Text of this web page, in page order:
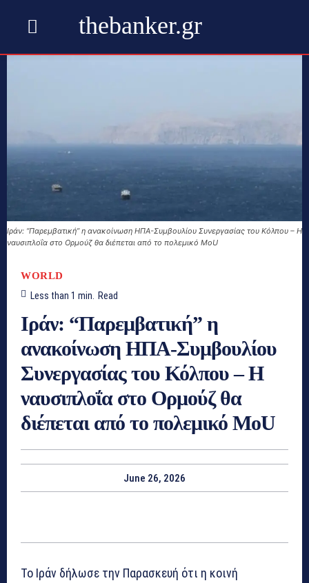
thebanker.gr
Ιράν: “Παρεμβατική” η ανακοίνωση ΗΠΑ-Συμβουλίου Συνεργασίας του Κόλπου – Η
ναυσιπλοΐα στο Ορμούζ θα διέπεται από το πολεμικό MoU
WORLD
Less than 1 min. Read
Ιράν: “Παρεμβατική” η
ανακοίνωση ΗΠΑ-Συμβουλίου
Συνεργασίας του Κόλπου – Η
ναυσιπλοΐα στο Ορμούζ θα
διέπεται από το πολεμικό MoU
June 26, 2026
Το Ιράν δήλωσε την Παρασκευή ότι η κοινή